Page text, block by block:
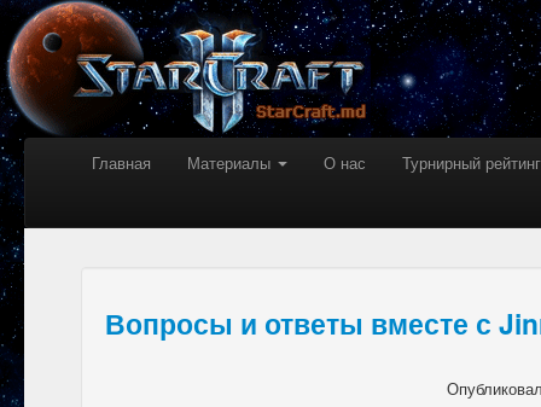
Главная Материалы О нас Турнирный рейтинг
Вопросы и ответы вместе с